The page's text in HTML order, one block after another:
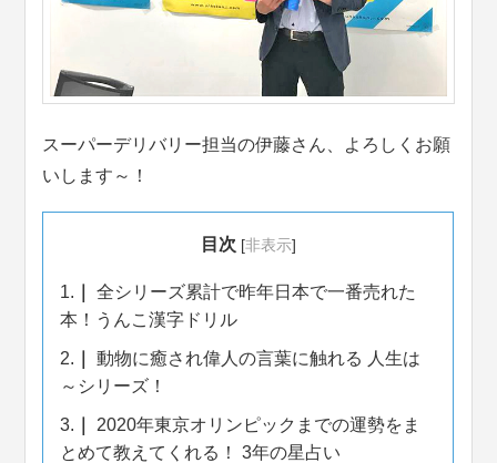
スーパーデリバリー担当の伊藤さん、よろしくお願
いします～！
目次 [非表示]
1.
全シリーズ累計で昨年日本で一番売れた
本！うんこ漢字ドリル
2.
動物に癒され偉人の言葉に触れる 人生は
～シリーズ！
3.
2020年東京オリンピックまでの運勢をま
とめて教えてくれる！ 3年の星占い